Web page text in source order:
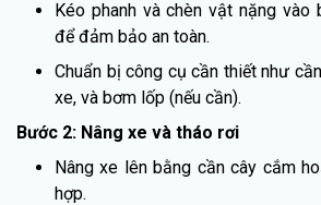
Kéo phanh và chèn vật nặng vào
để đảm bảo an toàn.
Chuẩn bị công cụ cần thiết như
xe, và bơm lốp (nếu cần).
Bước 2: Nâng xe và tháo rơi
Nâng xe lên bằng cần cây cắm
hợp.